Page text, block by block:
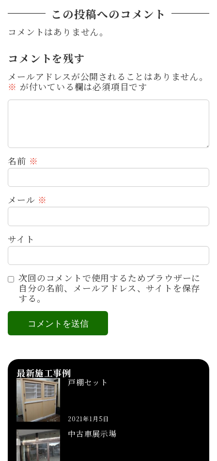
この投稿へのコメント
コメントはありません。
コメントを残す
メールアドレスが公開されることはありません。
※ が付いている欄は必須項目です
名前 ※
メール ※
サイト
次回のコメントで使用するためブラウザーに
自分の名前、メールアドレス、サイトを保存
する。
最新施工事例
戸棚セット
2021年1月5日
中古車展示場